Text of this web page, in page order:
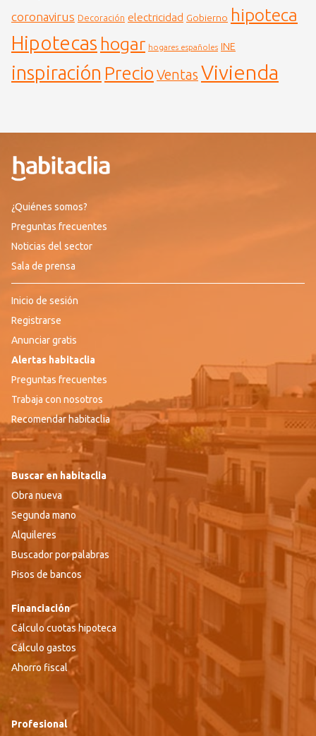
coronavirus Decoración electricidad Gobierno hipoteca
Hipotecas hogar hogares españoles INE
inspiración Precio Ventas Vivienda
¿Quiénes somos?
Preguntas frecuentes
Noticias del sector
Sala de prensa
Inicio de sesión
Registrarse
Anunciar gratis
Alertas habitaclia
Preguntas frecuentes
Trabaja con nosotros
Recomendar habitaclia
Buscar en habitaclia
Obra nueva
Segunda mano
Alquileres
Buscador por palabras
Pisos de bancos
Financiación
Cálculo cuotas hipoteca
Cálculo gastos
Ahorro fiscal
Profesional